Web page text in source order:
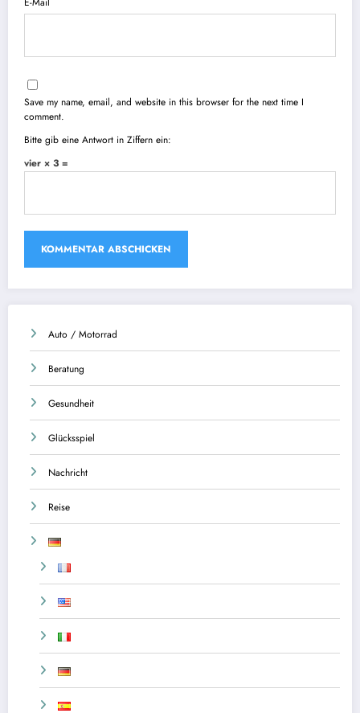
Save my name, email, and website in this browser for the next time I
comment.
Bitte gib eine Antwort in Ziffern ein:
vier × 3 =
Auto / Motorrad
Beratung
Gesundheit
Glücksspiel
Nachricht
Reise